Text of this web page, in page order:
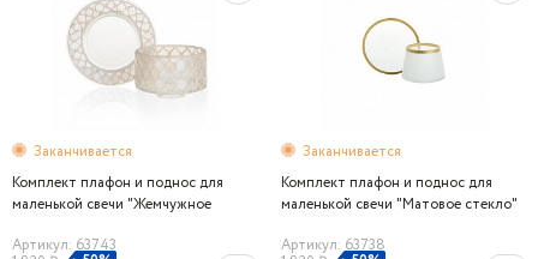
Заканчивается
Комплект плафон и поднос для
маленькой свечи "Жемчужное
Артикул: 63743
Заканчивается
Комплект плафон и поднос для
маленькой свечи "Матовое стекло"
Артикул: 63738